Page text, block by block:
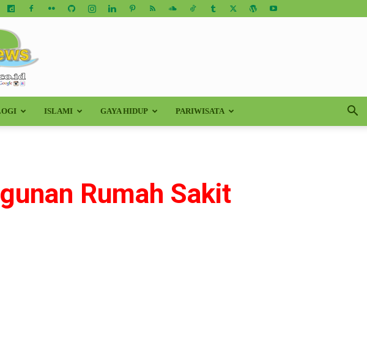
ISLAMI GAYA HIDUP PARIWISATA
Rumah Sakit